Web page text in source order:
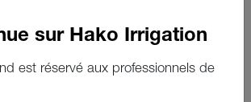
sur Hako Irrigation
est réservé aux professionnels de